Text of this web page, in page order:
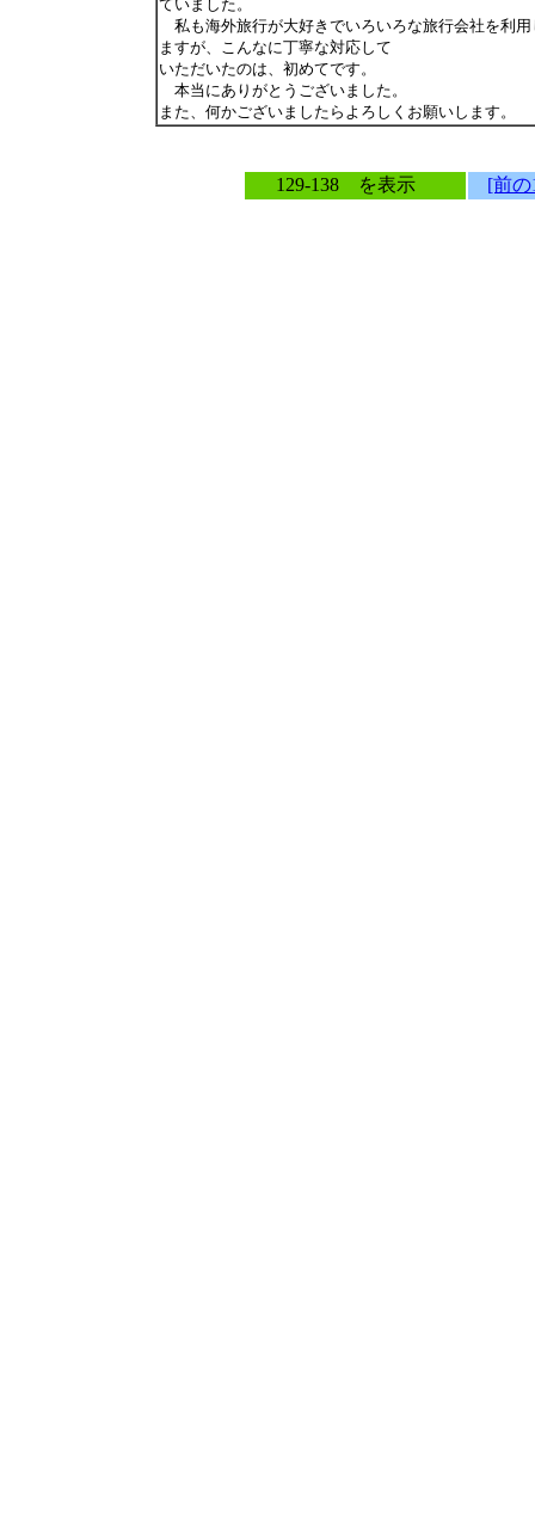
ていました。
私も海外旅行が大好きでいろいろな旅行会社を利用
ますが、こんなに丁寧な対応して
いただいたのは、初めてです。
本当にありがとうございました。
また、何かございましたらよろしくお願いします。
129-138 を表示 [前の